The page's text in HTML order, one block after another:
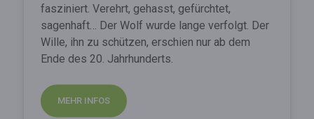
fasziniert. Verehrt, gehasst, gefürchtet,
sagenhaft… Der Wolf wurde lange verfolgt. Der
Wille, ihn zu schützen, erschien nur ab dem
Ende des 20. Jahrhunderts.
MEHR INFOS